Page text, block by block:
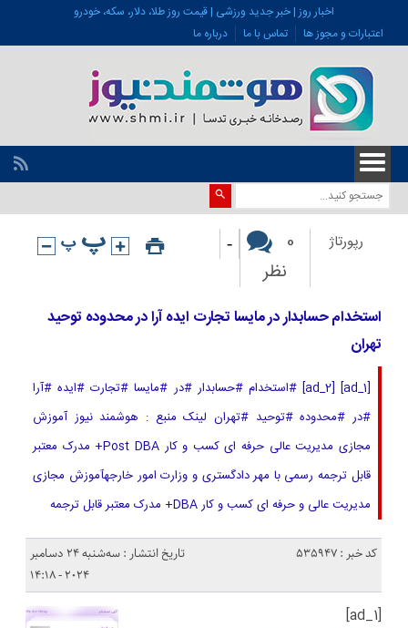
اخبار روز | خبر جدید ورزشی | قیمت روز طلا، دلار، سکه، خودرو
اعتبارات و مجوز ها
تماس با ما درباره ما
رپورتاژ
0
نظر
-
استخدام حسابدار در مایسا تجارت ایده آرا در محدوده توحید
تهران
[ad_1] [ad_2] #استخدام #حسابدار #در #مایسا #تجارت #ایده #آرا
#در #محدوده #توحید #تهران لینک منبع : هوشمند نیوز آموزش
مجازی مدیریت عالی حرفه ای کسب و کار Post DBA+ مدرک معتبر
قابل ترجمه رسمی با مهر دادگستری و وزارت امور خارجهآموزش مجازی
مدیریت عالی و حرفه ای کسب و کار DBA+ مدرک معتبر قابل ترجمه
کد خبر : 535947
تاریخ انتشار : سه‌شنبه 24 دسامبر
2024 - 14:18
[ad_1]